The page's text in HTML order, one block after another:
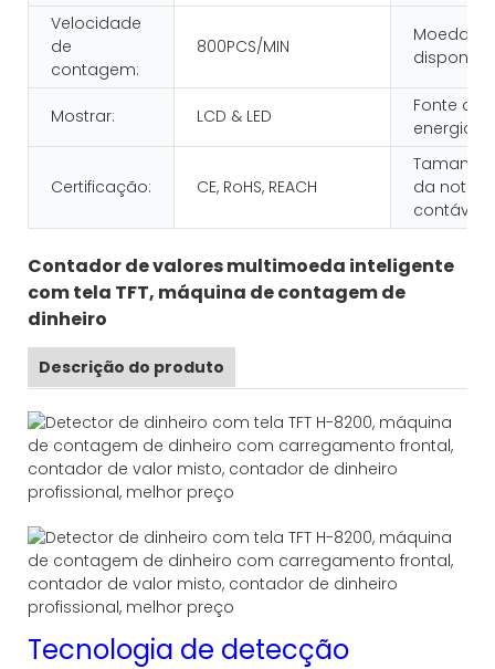
Velocidade
de
contagem:
800PCS/MIN
Moeda
Mostrar: LCD & LED
Fonte de
energia:
Certificação: CE, RoHS, REACH
Tamanho
da nota
contável:
Contador de valores multimoeda inteligente
com tela TFT, máquina de contagem de
dinheiro
Descrição do produto
Tecnologia de detecção